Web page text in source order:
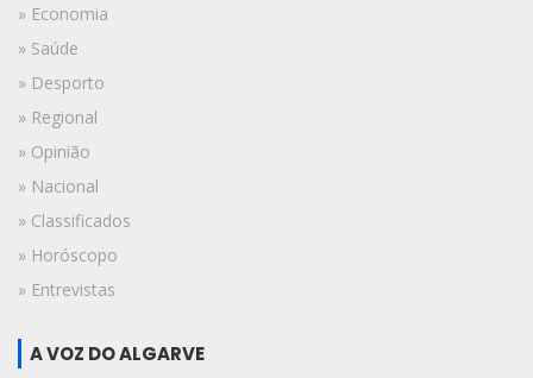
» Economia
» Saúde
» Desporto
» Regional
» Opinião
» Nacional
» Classificados
» Horóscopo
» Entrevistas
A VOZ DO ALGARVE